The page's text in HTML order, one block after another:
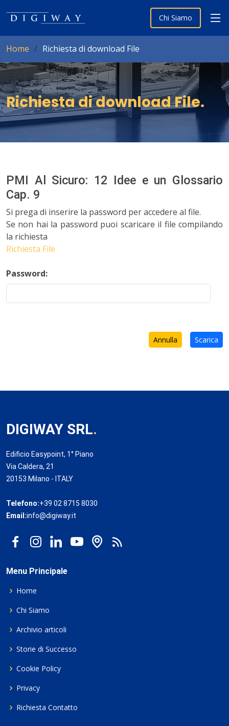
Chi Siamo
Home Richiesta di download File
Richiesta di download File.
PMI Al Sicuro: 12 Idee e un Glossario
Cap. 9
Si prega di inserire la password per accedere al file.
Se non hai la password puoi scaricare il file compilando
la richiesta
Richiesta File
Password:
Annulla Scarica
DIGIWAY SRL.
Edificio Easypoint, 1° Piano
Via Caldera, 21
20153 Milano - ITALY
Telefono:+39 02 8715 8030
Email:info@digiway.it
Menu Principale
Home
Chi Siamo
Archivio articoli
Storie di Successo
Cookie Policy
Privacy
Richiesta Contatto